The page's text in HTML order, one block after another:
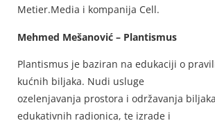
Metier.Media i kompanija Cell.
Mehmed Mešanović – Plantismus
Plantismus je baziran na edukaciji o
kućnih biljaka. Nudi usluge
ozelenjavanja prostora i održavanja
edukativnih radionica, te izrade i